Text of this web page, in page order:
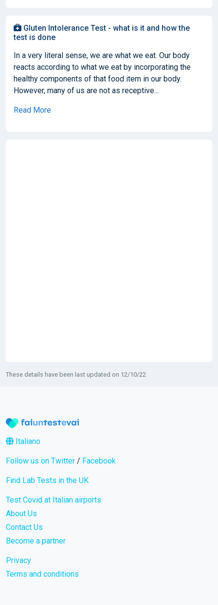
Gluten Intolerance Test - what is it and how the
test is done
In a very literal sense, we are what we eat. Our body
reacts according to what we eat by incorporating the
healthy components of that food item in our body.
However, many of us are not as receptive...
Read More
These details have been last updated on 12/10/22
Italiano
Follow us on Twitter / Facebook
Find Lab Tests in the UK
Test Covid at Italian airports
About Us
Contact Us
Become a partner
Privacy
Terms and conditions